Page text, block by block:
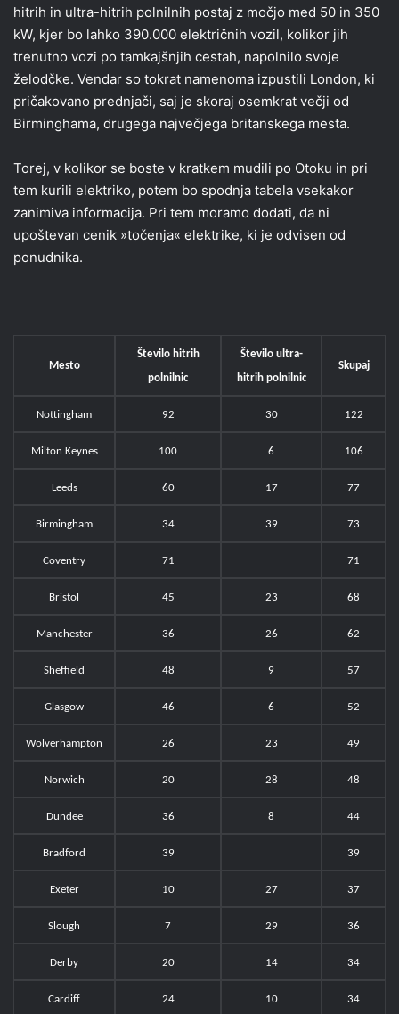
hitrih in ultra-hitrih polnilnih postaj z močjo med 50 in 350
kW, kjer bo lahko 390.000 električnih vozil, kolikor jih
trenutno vozi po tamkajšnjih cestah, napolnilo svoje
želodčke. Vendar so tokrat namenoma izpustili London, ki
pričakovano prednjači, saj je skoraj osemkrat večji od
Birminghama, drugega največjega britanskega mesta.
Torej, v kolikor se boste v kratkem mudili po Otoku in pri
tem kurili elektriko, potem bo spodnja tabela vsekakor
zanimiva informacija. Pri tem moramo dodati, da ni
upoštevan cenik »točenja« elektrike, ki je odvisen od
ponudnika.
Mesto
Število hitrih
polnilnic
Število ultra-
hitrih polnilnic
Skupaj
Nottingham 92 30 122
Milton Keynes 100 6 106
Leeds 60 17 77
Birmingham 34 39 73
Coventry 71 71
Bristol 45 23 68
Manchester 36 26 62
Sheffield 48 9 57
Glasgow 46 6 52
Wolverhampton 26 23 49
Norwich 20 28 48
Dundee 36 8 44
Bradford 39 39
Exeter 10 27 37
Slough 7 29 36
Derby 20 14 34
Cardiff 24 10 34